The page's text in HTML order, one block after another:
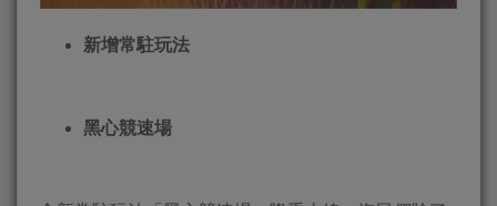
新增常駐玩法
黑心競速場